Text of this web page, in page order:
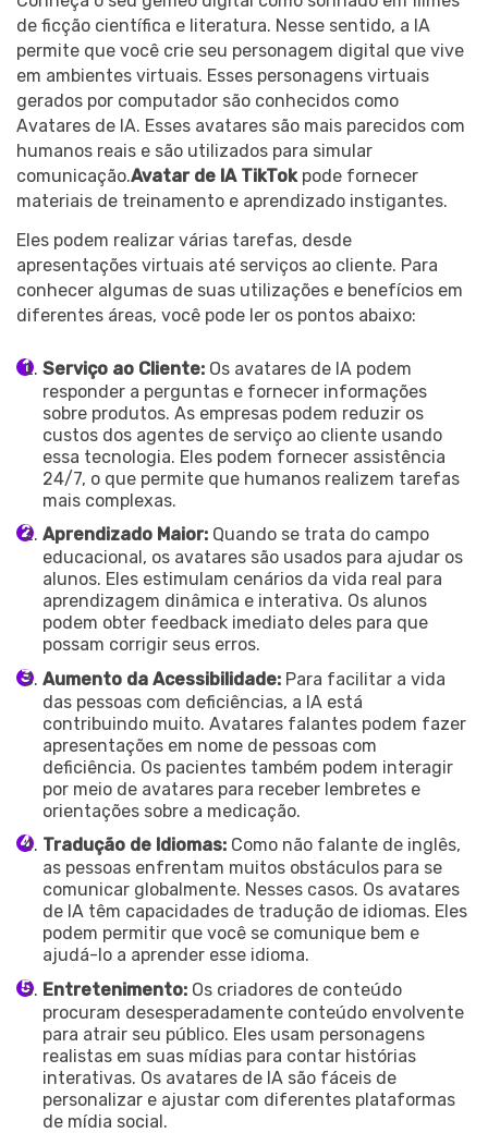
de ficção científica e literatura. Nesse sentido, a IA
permite que você crie seu personagem digital que vive
em ambientes virtuais. Esses personagens virtuais
gerados por computador são conhecidos como
Avatares de IA. Esses avatares são mais parecidos com
humanos reais e são utilizados para simular
comunicação.Avatar de IA TikTokpode fornecer
materiais de treinamento e aprendizado instigantes.
Eles podem realizar várias tarefas, desde
apresentações virtuais até serviços ao cliente. Para
conhecer algumas de suas utilizações e benefícios em
diferentes áreas, você pode ler os pontos abaixo:
Serviço ao Cliente: Os avatares de IA podem
responder a perguntas e fornecer informações
sobre produtos. As empresas podem reduzir os
custos dos agentes de serviço ao cliente usando
essa tecnologia. Eles podem fornecer assistência
24/7, o que permite que humanos realizem tarefas
mais complexas.
Aprendizado Maior: Quando se trata do campo
educacional, os avatares são usados para ajudar os
alunos. Eles estimulam cenários da vida real para
aprendizagem dinâmica e interativa. Os alunos
podem obter feedback imediato deles para que
possam corrigir seus erros.
Aumento da Acessibilidade: Para facilitar a vida
das pessoas com deficiências, a IA está
contribuindo muito. Avatares falantes podem fazer
apresentações em nome de pessoas com
deficiência. Os pacientes também podem interagir
por meio de avatares para receber lembretes e
orientações sobre a medicação.
Tradução de Idiomas: Como não falante de inglês,
as pessoas enfrentam muitos obstáculos para se
comunicar globalmente. Nesses casos. Os avatares
de IA têm capacidades de tradução de idiomas. Eles
podem permitir que você se comunique bem e
ajudá-lo a aprender esse idioma.
Entretenimento: Os criadores de conteúdo
procuram desesperadamente conteúdo envolvente
para atrair seu público. Eles usam personagens
realistas em suas mídias para contar histórias
interativas. Os avatares de IA são fáceis de
personalizar e ajustar com diferentes plataformas
de mídia social.